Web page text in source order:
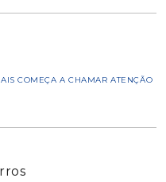
COMEÇA A CHAMAR ATENÇÃO